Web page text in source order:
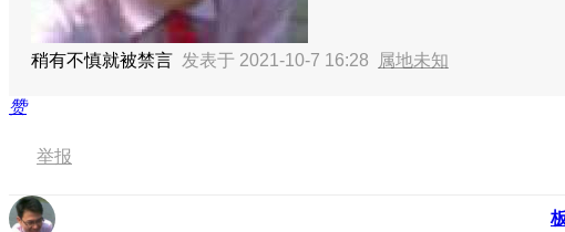
稍有不慎就被禁言 发表于 2021-10-7 16:28 属地未知
赞
举报